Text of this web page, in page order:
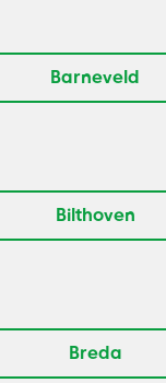
Barneveld
Bilthoven
Breda